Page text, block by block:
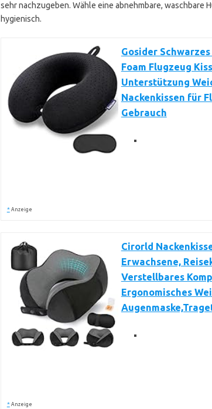
sehr nachzugeben. Wähle eine abnehmbare, waschbare
hygienisch.
Gosider
Foam Flugzeug
Unterstützung
Nackenkissen für
Gebrauch
* Anzeige
Cirorld
Erwachsene,
Verstellbares
Ergonomisches
* Anzeige